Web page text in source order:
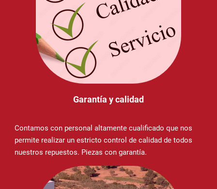
Garantía y calidad
Contamos con personal altamente cualificado que nos
permite realizar un estricto control de calidad de todos
nuestros repuestos. Piezas con garantía.